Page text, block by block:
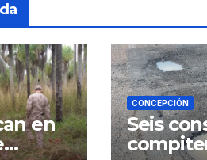
en
CONCEPCIÓN
Seis